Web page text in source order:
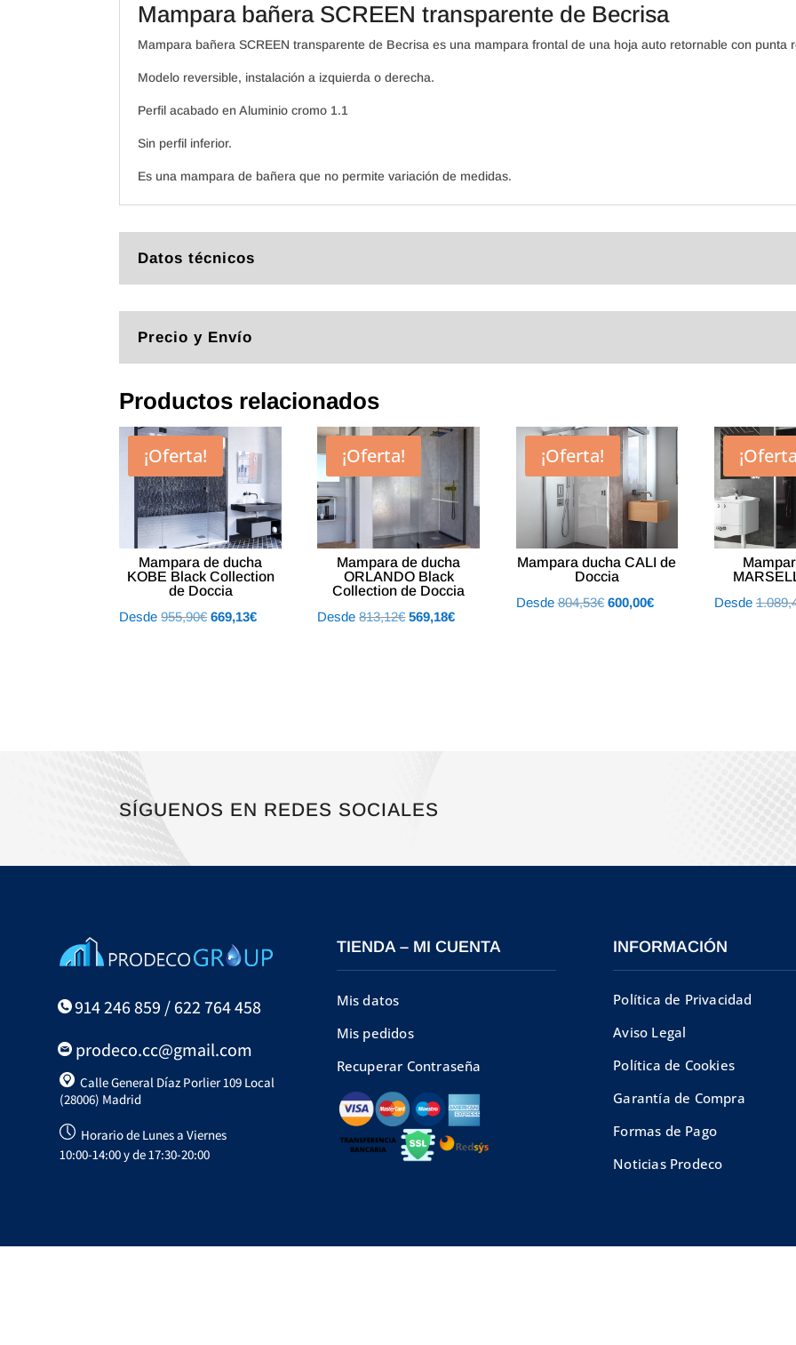
Mampara bañera SCREEN transparente de Becrisa
Mampara bañera SCREEN transparente de Becrisa es una mampara frontal de una hoja auto retornable con punta
Modelo reversible, instalación a izquierda o derecha.
Perfil acabado en Aluminio cromo 1.1
Sin perfil inferior.
Es una mampara de bañera que no permite variación de medidas.
Datos técnicos
Precio y Envío
Productos relacionados
¡Oferta!
Mampara de ducha
KOBE Black Collection
de Doccia
Desde 955,90€ El
669,13€El
¡Oferta!
Mampara de ducha
ORLANDO Black
Collection de Doccia
Desde 813,12€ El
569,18€El
¡Oferta!
Mampara ducha CALI de
Doccia
Desde 804,53€ El
600,00€El
Desde
SÍGUENOS EN REDES SOCIALES
914 246 859 / 622 764 458
prodeco.cc@gmail.com
Calle General Díaz Porlier 109 Local
(28006) Madrid
Horario de Lunes a Viernes
10:00-14:00 y de 17:30-20:00
TIENDA – MI CUENTA
Mis datos
Mis pedidos
Recuperar Contraseña
INFORMACIÓN
Política de Privacidad
Aviso Legal
Política de Cookies
Garantía de Compra
Formas de Pago
Noticias Prodeco